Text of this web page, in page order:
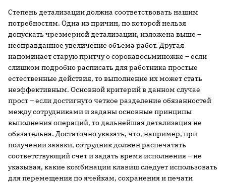
Степень детализации должна соответствовать нашим
потребностям. Одна из причин, по которой нельзя
допускать чрезмерной детализации, изложена выше –
неоправданное увеличение объема работ. Другая
напоминает старую притчу о сорокавосьминожке – если
слишком подробно расписать для работника простые
естественные действия, то выполнение их может стать
неэффективным. Основной критерий в данном случае
прост – если достигнуто четкое разделение обязанностей
между сотрудниками и заданы основные принципы
выполнения операций, то дальнейшая детализация не
обязательна. Достаточно указать, что, например, при
получении заявки, сотрудник должен распечатать
соответствующий счет и задать время исполнения – не
указывая, какие комбинации клавиш следует использовать
для перемещения по ячейкам, сохранения и печати